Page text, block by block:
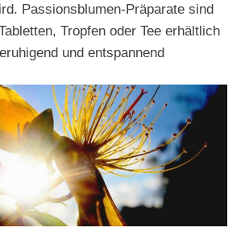
Passionsblumen-Präparate sind
Tropfen oder Tee erhältlich
und entspannend